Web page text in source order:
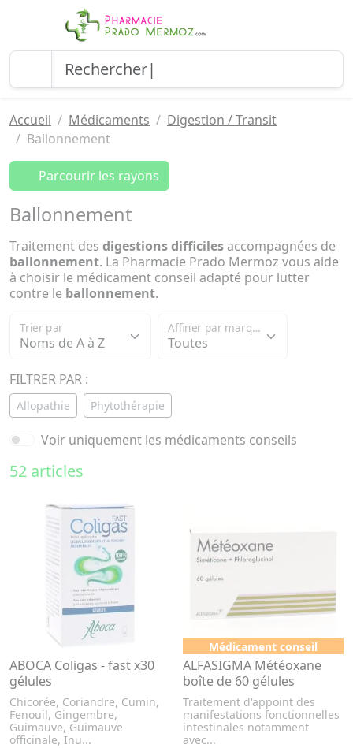
Accueil Médicaments
Digestion / Transit
Ballonnement
Parcourir les rayons
Ballonnement
Traitement des digestions difficiles accompagnées de
ballonnement. La Pharmacie Prado Mermoz vous aide
à choisir le médicament conseil adapté pour lutter
contre le ballonnement.
Trier par Affiner par marque
FILTRER PAR :
Allopathie Phytothérapie
Voir uniquement les médicaments conseils
52 articles
ABOCA Coligas - fast x30
gélules
Chicorée, Coriandre, Cumin,
Fenouil, Gingembre,
Guimauve, Guimauve
officinale, Inu...
Médicament conseil
ALFASIGMA Météoxane
boîte de 60 gélules
Traitement d'appoint des
manifestations fonctionnelles
intestinales notamment
avec...